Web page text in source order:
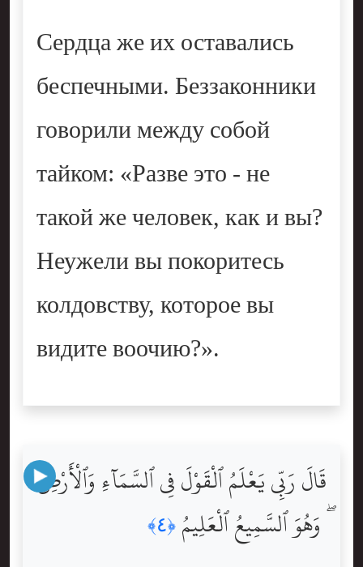
Сердца же их оставались
беспечными. Беззаконники
говорили между собой
тайком: «Разве это - не
такой же человек, как и вы?
Неужели вы покоритесь
колдовству, которое вы
видите воочию?».
قَالَ رَبِّى يَعْلَمُ ٱلْقَوْلَ فِى ٱلسَّمَآءِ وَٱلْأَرْضِ
ۖ وَهُوَ ٱلسَّمِيعُ ٱلْعَلِيمُ ﴿٤﴾